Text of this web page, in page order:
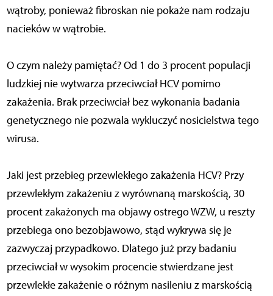
wątroby, ponieważ fibroskan nie pokaże nam rodzaju
nacieków w wątrobie.
O czym należy pamiętać? Od 1 do 3 procent populacji
ludzkiej nie wytwarza przeciwciał HCV pomimo
zakażenia. Brak przeciwciał bez wykonania badania
genetycznego nie pozwala wykluczyć nosicielstwa tego
wirusa.
Jaki jest przebieg przewlekłego zakażenia HCV? Przy
przewlekłym zakażeniu z wyrównaną marskością, 30
procent zakażonych ma objawy ostrego WZW, u reszty
przebiega ono bezobjawowo, stąd wykrywa się je
zazwyczaj przypadkowo. Dlatego już przy badaniu
przeciwciał w wysokim procencie stwierdzane jest
przewlekłe zakażenie o różnym nasileniu z marskością